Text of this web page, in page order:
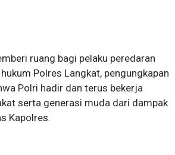
ruang bagi pelaku peredaran
Polres Langkat, pengungkapan
Polri hadir dan terus bekerja
serta generasi muda dari dampak
Kapolres.